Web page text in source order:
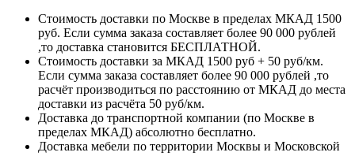
Стоимость доставки по Москве в пределах МКАД 1500
руб. Если сумма заказа составляет более 90 000 рублей
,то доставка становится БЕСПЛАТНОЙ.
Стоимость доставки за МКАД 1500 руб + 50 руб/км.
Если сумма заказа составляет более 90 000 рублей ,то
расчёт производиться по расстоянию от МКАД до места
доставки из расчёта 50 руб/км.
Доставка до транспортной компании (по Москве в
пределах МКАД) абсолютно бесплатно.
Доставка мебели по территории Москвы и Московской